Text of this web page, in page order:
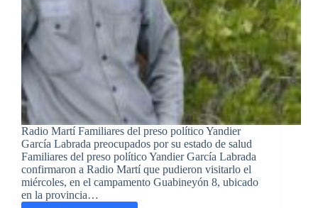
Radio Martí Familiares del preso político Yandier
García Labrada preocupados por su estado de salud
Familiares del preso político Yandier García Labrada
confirmaron a Radio Martí que pudieron visitarlo el
miércoles, en el campamento Guabineyón 8, ubicado
en la provincia…